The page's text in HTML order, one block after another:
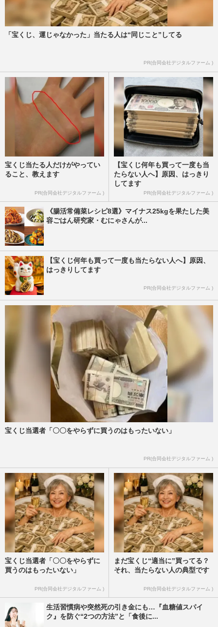
「宝くじ、運じゃなかった」当たる人は“同じこと”してる
PR(合同会社デジタルファーム )
宝くじ当たる人だけがやってい
ること、教えます
PR(合同会社デジタルファーム )
【宝くじ何年も買って一度も当
たらない人へ】原因、はっきり
してます
PR(合同会社デジタルファーム )
《腸活常備菜レシピ8選》マイナス25kgを果たした美
容ごはん研究家・むにゃさんが...
【宝くじ何年も買って一度も当たらない人へ】原因、
はっきりしてます
PR(合同会社デジタルファーム )
宝くじ当選者「〇〇をやらずに買うのはもったいない」
PR(合同会社デジタルファーム )
宝くじ当選者「〇〇をやらずに
買うのはもったいない」
PR(合同会社デジタルファーム )
まだ宝くじ“適当に”買ってる？
それ、当たらない人の典型です
PR(合同会社デジタルファーム )
生活習慣病や突然死の引き金にも…『血糖値スパイ
ク』を防ぐ“2つの方法”と「食後に...